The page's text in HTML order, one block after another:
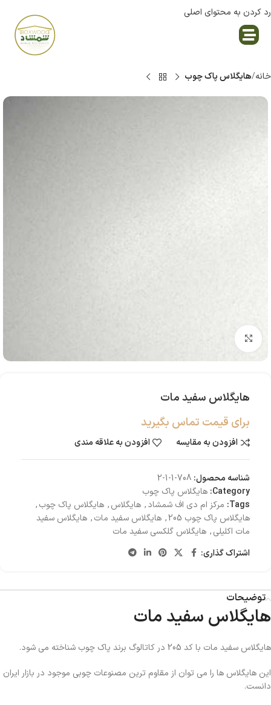
رد کردن به محتوای اصلی
خانه هایگلاس پاک چوب
بزرگنمایی تصویر
هایگلاس سفید مات
برای قیمت تماس بگیرید
افزودن به مقایسه افزودن به علاقه مندی
شناسه محصول: 708-1-1-2
Category: هایگلاس پاک چوب
Tags: مرکز ام دی اف شمشاد, هایگلاس, هایگلاس پاک چوب,
هایگلاس پاک چوب 205
, هایگلاس سفید مات, هایگلاس سفید
مات اکلیلی, هایگلاس گلکسی سفید مات
اشتراک گذاری:
توضیحات
هایگلاس سفید مات
هایگلاس سفید مات با کد 205 در کاتالوگ برند پاک چوب شناخته می شود.
این هایگلاس ها را می توان از مقاوم ترین مصنوعات چوبی موجود در بازار ایران
دانست.